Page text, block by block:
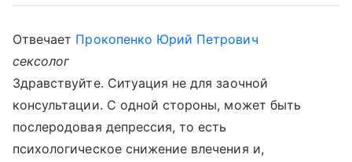
Отвечает Прокопенко Юрий Петрович
сексолог
Здравствуйте. Ситуация не для заочной
консультации. С одной стороны, может быть
послеродовая депрессия, то есть
психологическое снижение влечения и,